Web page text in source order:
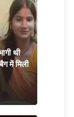
थी
में मिली